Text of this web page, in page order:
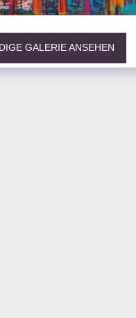
GALERIE ANSEHEN